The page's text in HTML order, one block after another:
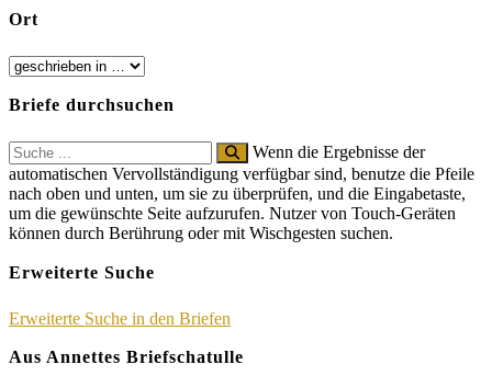
Ort
Briefe durchsuchen
Search
for:
Wenn die Ergebnisse der
automatischen Vervollständigung verfügbar sind, benutze die Pfeile
nach oben und unten, um sie zu überprüfen, und die Eingabetaste,
um die gewünschte Seite aufzurufen. Nutzer von Touch-Geräten
können durch Berührung oder mit Wischgesten suchen.
Erweiterte Suche
Erweiterte Suche in den Briefen
Aus Annettes Briefschatulle